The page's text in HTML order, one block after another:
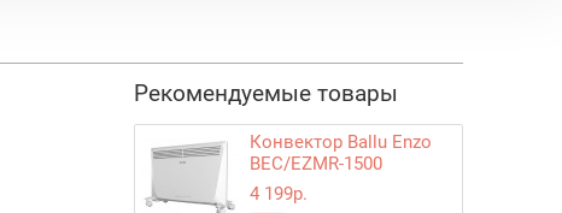
Рекомендуемые товары
Конвектор Ballu Enzo
BEC/EZMR-1500
4 199р.